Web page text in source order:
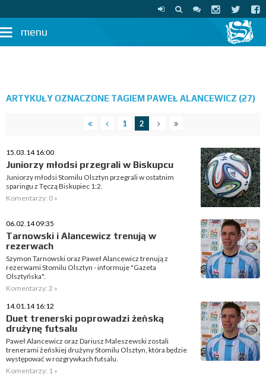
menu
ARTYKUŁY OZNACZONE TAGIEM PAWEŁ ALANCEWICZ (27)
1 2
15.03.14 16:00
Juniorzy młodsi przegrali w Biskupcu
Juniorzy młodsi Stomilu Olsztyn przegrali w ostatnim
sparingu z Tęczą Biskupiec 1:2.
Komentarzy: 0 »
06.02.14 09:35
Tarnowski i Alancewicz trenują w
rezerwach
Szymon Tarnowski oraz Paweł Alancewicz trenują z
rezerwami Stomilu Olsztyn - informuje "Gazeta
Olsztyńska".
Komentarzy: 2 »
14.01.14 16:12
Duet trenerski poprowadzi żeńską
drużynę futsalu
Paweł Alancewicz oraz Dariusz Maleszewski zostali
trenerami żeńskiej drużyny Stomilu Olsztyn, która będzie
występować w rozgrywkach futsalu.
Komentarzy: 1 »